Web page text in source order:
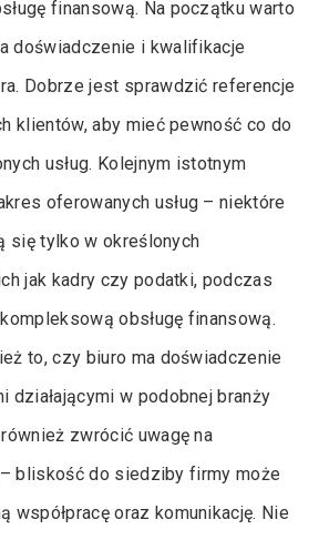
finansową. Na początku warto
doświadczenie i kwalifikacje
Dobrze jest sprawdzić referencje
klientów, aby mieć pewność co do
usług. Kolejnym istotnym
oferowanych usług – niektóre
się tylko w określonych
jak kadry czy podatki, podczas
obsługę finansową.
to, czy biuro ma doświadczenie
działającymi w podobnej branży
zwrócić uwagę na
bliskość do siedziby firmy może
współpracę oraz komunikację. Nie